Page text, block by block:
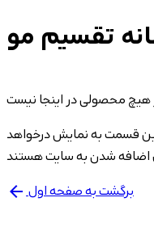
تقسیم مو
محصولی در اینجا نیست
قسمت به نمایش درخواهد
arrow_back برگشت به صفحه اول